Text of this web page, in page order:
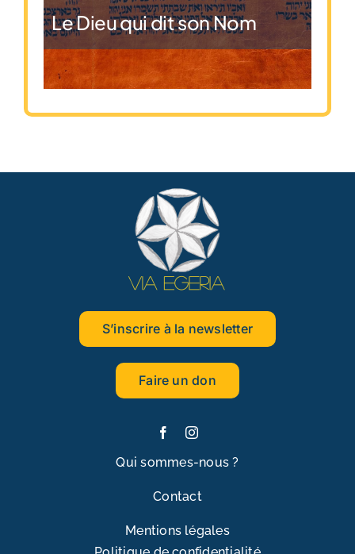
Le Dieu qui dit son Nom
S’inscrire à la newsletter
Faire un don
Qui sommes-nous ?
Contact
Mentions légales